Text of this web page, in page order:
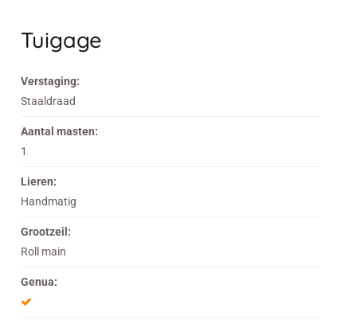
Tuigage
Verstaging:
Staaldraad
Aantal masten:
1
Lieren:
Handmatig
Grootzeil:
Roll main
Genua: